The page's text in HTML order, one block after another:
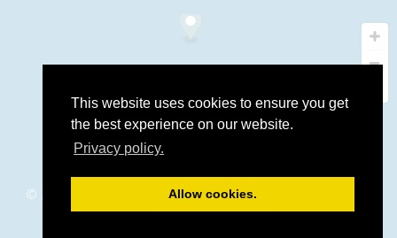
This website uses cookies to ensure you get
the best experience on our website.
Privacy policy.
Allow cookies.
© 2016 – 2026 Argonauta.hr. All rights reserved. Support and
programming:Stjepan Tafra.Izjava o privatnosti.